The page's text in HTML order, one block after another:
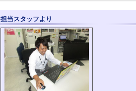
担当スタッフより